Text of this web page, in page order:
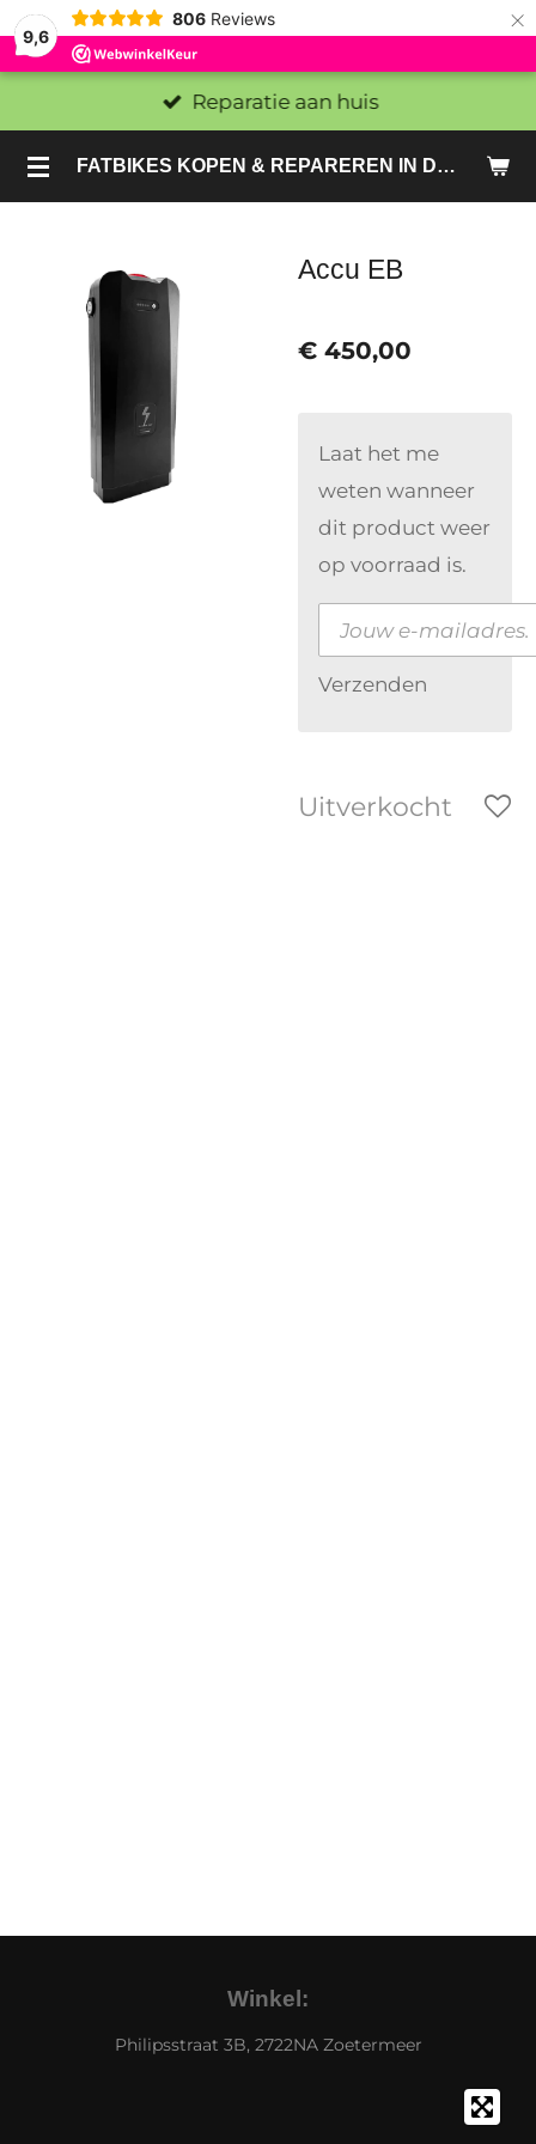
9,6
806 Reviews ×
FATBIKES KOPEN & REPAREREN IN DEN HAAG EN ZOETERMEER - SACHE BIKES
Reparatie aan huis
Accu EB
€ 450,00
Laat het me
weten wanneer
dit product weer
op voorraad is.
Verzenden
Uitverkocht
Winkel:
Philipsstraat 3B, 2722NA Zoetermeer